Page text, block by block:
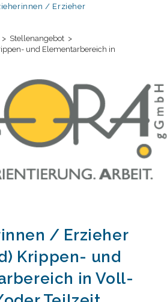
/ Erzieher
> Stellenangebot >
und Elementarbereich in Voll- und/
/ Erzieher
Krippen- und
in Voll-